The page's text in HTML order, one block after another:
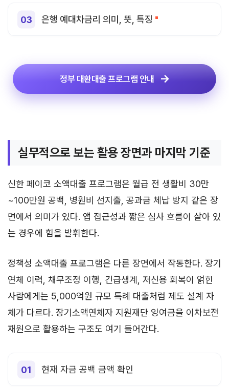
은행 예대차금리 의미, 뜻, 특징
정부 대환대출 프로그램 안내
실무적으로 보는 활용 장면과 마지막 기준
신한 페이코 소액대출 프로그램은 월급 전 생활비 30만
~100만원 공백, 병원비 선지출, 공과금 체납 방지 같은 장
면에서 의미가 있다. 앱 접근성과 짧은 심사 흐름이 살아 있
는 경우에 힘을 발휘한다.
정책성 소액대출 프로그램은 다른 장면에서 작동한다. 장기
연체 이력, 채무조정 이행, 긴급생계, 저신용 회복이 얽힌
사람에게는 5,000억원 규모 특례 대출처럼 제도 설계 자
체가 다르다. 장기소액연체자 지원재단 잉여금을 이차보전
재원으로 활용하는 구조도 여기 들어간다.
현재 자금 공백 금액 확인